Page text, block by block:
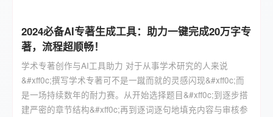
2024必备AI专著生成工具：助力一键完成20万字专
著，流程超顺畅！
学术专著创作与AI工具助力 对于从事学术研究的人来说
&#xff0c;撰写学术专著可不是一蹴而就的灵感闪现&#xff0c;而
是一场持续数年的耐力赛。从开始选择题目&#xff0c;到逐步搭
建严密的章节结构&#xff0c;再到逐词逐句地填充内容与审核参